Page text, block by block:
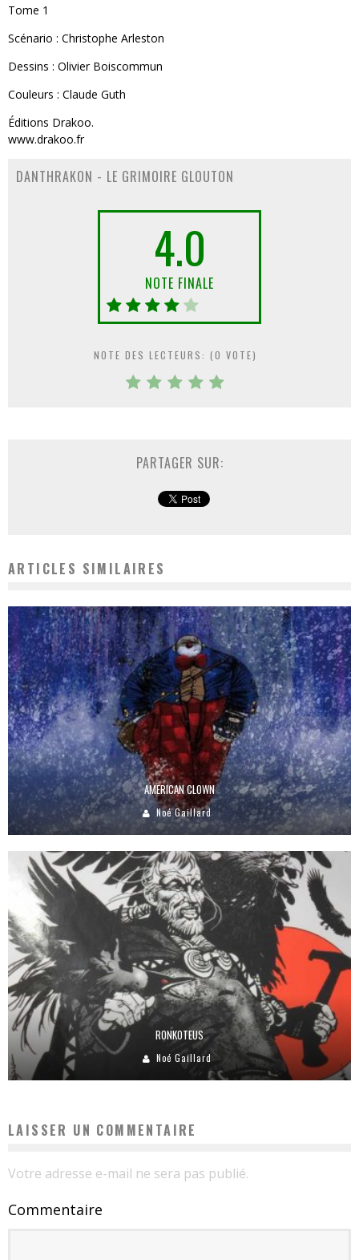
Tome 1
Scénario : Christophe Arleston
Dessins : Olivier Boiscommun
Couleurs : Claude Guth
Éditions Drakoo.
www.drakoo.fr
DANTHRAKON - LE GRIMOIRE GLOUTON
4.0
NOTE FINALE
NOTE DES LECTEURS: (0 VOTE)
PARTAGER SUR:
ARTICLES SIMILAIRES
AMERICAN CLOWN
Noé Gaillard
RONKOTEUS
Noé Gaillard
LAISSER UN COMMENTAIRE
Votre adresse e-mail ne sera pas publié.
Commentaire